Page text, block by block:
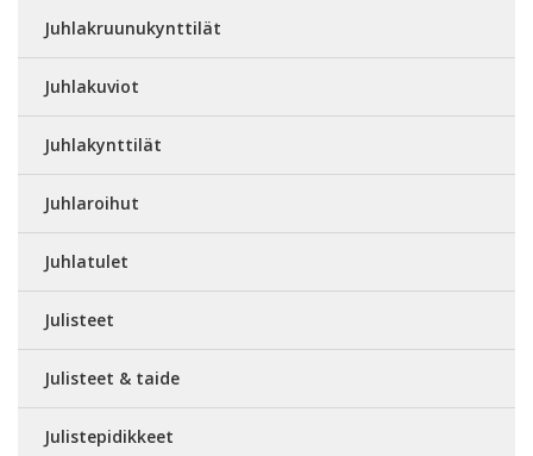
Juhlakruunukynttilät
Juhlakuviot
Juhlakynttilät
Juhlaroihut
Juhlatulet
Julisteet
Julisteet & taide
Julistepidikkeet